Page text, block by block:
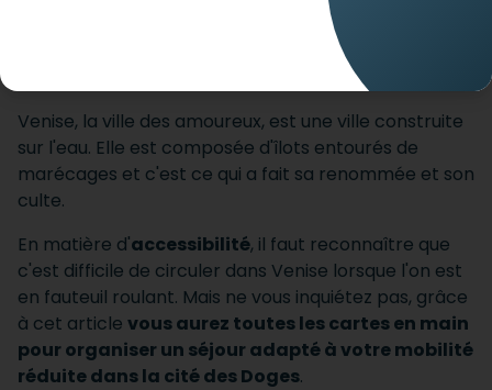
Venise, la ville des amoureux, est une ville construite
sur l'eau. Elle est composée d'îlots entourés de
marécages et c'est ce qui a fait sa renommée et son
culte.
En matière d'accessibilité, il faut reconnaître que
c'est difficile de circuler dans Venise lorsque l'on est
en fauteuil roulant. Mais ne vous inquiétez pas, grâce
à cet article vous aurez toutes les cartes en main
pour organiser un séjour adapté à votre mobilité
réduite dans la cité des Doges.